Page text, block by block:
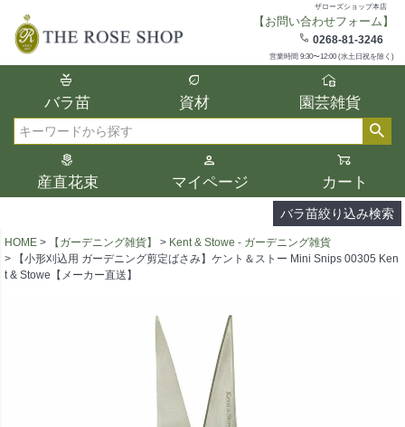
ザローズショップ本店
【お問い合わせフォーム】
0268-81-3246
営業時間 9:30〜12:00 (水土日祝を除く)
バラ苗 資材 園芸雑貨
産直花束 マイページ カート
バラ苗絞り込み検索
在庫
在庫ありのみ表示
検索
複数の条件を選択して絞り込み検索が可能
選択した項目全てに該当する品種のみ検索
結果に表示されます。
タイプ、カラー、ブランドなどは1つずつ選
択してください。
HOME 【ガーデニング雑貨】
Kent & Stowe - ガーデニング雑貨
【小形刈込用 ガーデニング剪定ばさみ】ケント＆ストー Mini Snips 00305 Ken
t & Stowe【メーカー直送】